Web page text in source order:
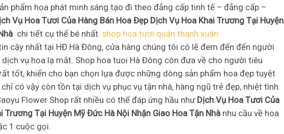
phẩm hoa phát minh sáng tạo đi theo đẳng cấp tinh tế – đẳng cấp –
Vụ Hoa Tươi Của Hàng Bán Hoa Đẹp Dịch Vụ Hoa Khai Trương Tại Huyện
chi tiết cụ thể bé nhất. shop hoa tươi quận thanh xuân
cậy nhất tại HĐ Hà Đông, cửa hàng chúng tôi có lẽ đem đến đến người
vụ hoa lạ mắt. Shop hoa tuoi Hà Đông còn đưa về cho người tiêu
tốt, khiến cho bạn chọn lựa được những dòng sản phẩm hoa đẹp tuyệt
có vậy còn tồn tại dịch vụ phục vụ tận nhà, hàng ngũ trẻ đẹp, nhiệt tình.
Flower Shop rất nhiều có thể đáp ứng hầu như Dịch Vụ Hoa Tươi Của
Trương Tại Huyện Mỹ Đức Hà Nội Nhận Giao Hoa Tận Nhà nhu cầu về hoa
1 cuộc gọi.